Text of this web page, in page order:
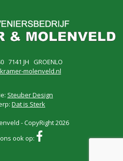
7141 JH GROENLO
molenveld.nl
Steuber Design
Dat is Sterk
- CopyRight 2026
ook op: